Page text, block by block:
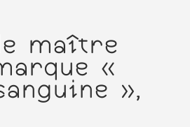
maître
«
»,